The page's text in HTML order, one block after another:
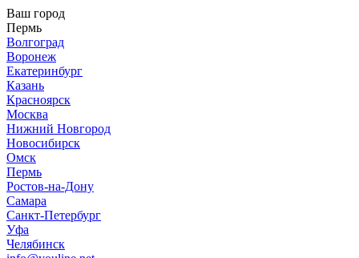
Ваш город
Пермь
Волгоград
Воронеж
Екатеринбург
Казань
Красноярск
Москва
Нижний Новгород
Новосибирск
Омск
Пермь
Ростов-на-Дону
Самара
Санкт-Петербург
Уфа
Челябинск